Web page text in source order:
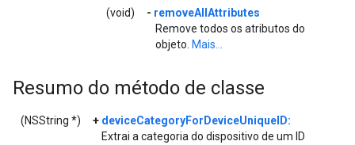
(void) - removeAllAttributes
Remove todos os atributos do
objeto. Mais...
Resumo do método de classe
(NSString *) + deviceCategoryForDeviceUniqueID:
Extrai a categoria do dispositivo de um ID